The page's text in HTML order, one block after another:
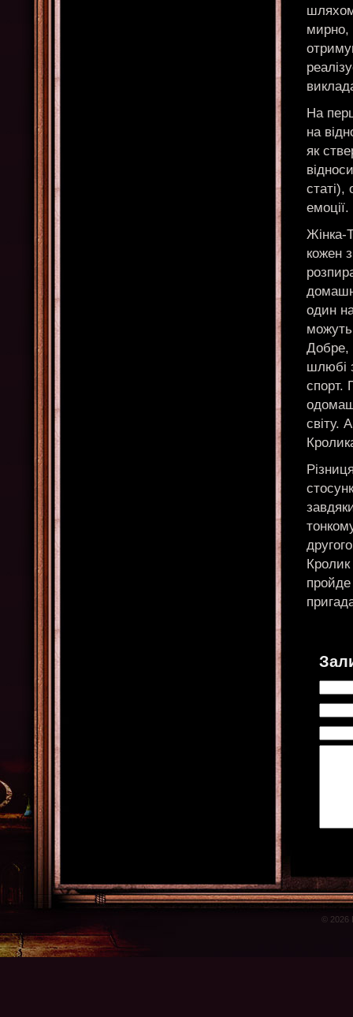
мирно,
На
на
як
статі),
емоції.
Жінка-
кожен
один
можуть
Добре,
шлюбі
спорт.
світу.
© 2026